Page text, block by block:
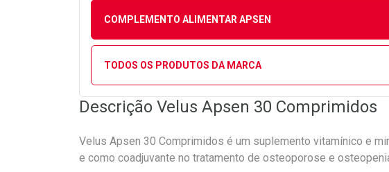
COMPLEMENTO ALIMENTAR APSEN
TODOS OS PRODUTOS DA MARCA
Descrição Velus Apsen 30 Comprimidos
Velus Apsen 30 Comprimidos é um suplemento vitamínico e
e como coadjuvante no tratamento de osteoporose e